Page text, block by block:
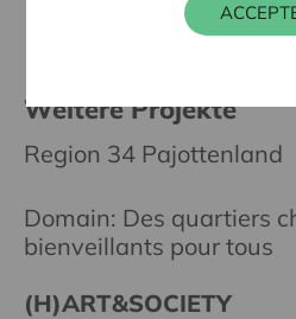
Weitere Projekte
Region 34 Pajottenland
Domain: Des quartiers
bienveillants pour tous
(H)ART&SOCIETY